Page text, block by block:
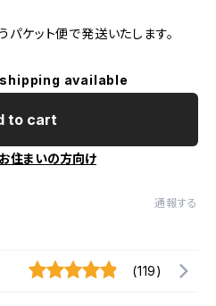
ケット便で発送いたします。
available
to cart
住まいの方向け
通報する
(119)